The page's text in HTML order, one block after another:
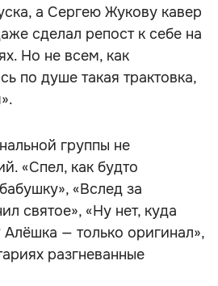
а Сергею Жукову кавер
сделал репост к себе на
Но не всем, как
по душе такая трактовка,
группы не
«Спел, как будто
«Вслед за
святое», «Ну нет, куда
Алёшка — только оригинал»,
разгневанные